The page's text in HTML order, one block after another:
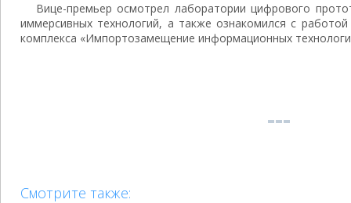
Вице-премьер осмотрел лаборатории цифрового
иммерсивных технологий, а также ознакомился с
комплекса «Импортозамещение информационных
Смотрите также: